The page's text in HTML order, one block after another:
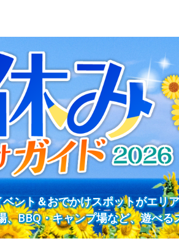
ント＆おでかけスポットがエリ
BBQ・キャンプ場など、遊べる